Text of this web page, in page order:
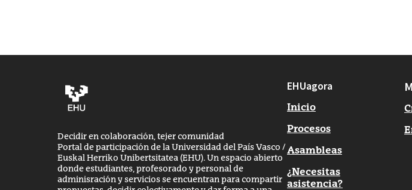
Decidir en colaboración, tejer comunidad
Portal de participación de la Universidad del País Vasco /
Euskal Herriko Unibertsitatea (EHU). Un espacio abierto
donde estudiantes, profesorado y personal de
adminisración y servicios se encuentran para compartir
EHUagora
Inicio
Procesos
Asambleas
¿Necesitas
asistencia?